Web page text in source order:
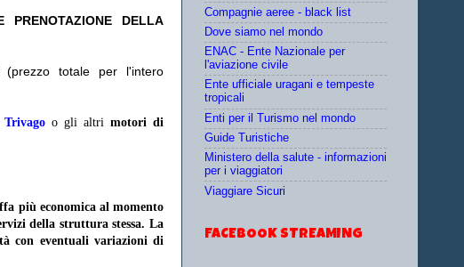
DELLA
(prezzo totale per l'intero
Trivago o gli altrimotori di
più economica al momento
della struttura stessa. La
con eventuali variazioni di
Compagnie aeree - black list
Dove siamo nel mondo
ENAC - Ente Nazionale per
l'aviazione civile
Ente ufficiale uragani e tempeste
tropicali
Enti per il Turismo nel mondo
Guide Turistiche
Ministero della salute - informazioni
per i viaggiatori
Viaggiare Sicuri
FACEBOOK STREAMING